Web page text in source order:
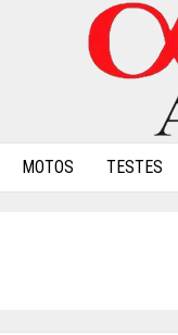
MOTOS TESTES